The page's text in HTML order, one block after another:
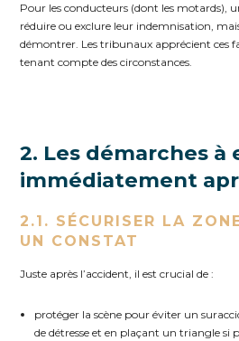
Pour les conducteurs (dont les motards),
réduire ou exclure leur indemnisation,
démontrer. Les tribunaux apprécient ces
tenant compte des circonstances.
2. Les démarches
immédiatement
2.1. SÉCURISER LA
UN CONSTAT
Juste après l’accident, il est crucial de :
protéger la scène pour éviter un
de détresse et en plaçant un triangle si